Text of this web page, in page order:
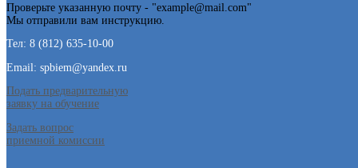
Проверьте указанную почту - "example@mail.com"
Мы отправили вам инструкцию.
Тел: 8 (812) 635-10-00
Email: spbiem@yandex.ru
Подать предварительную
заявку на обучение
Задать вопрос
приемной комиссии